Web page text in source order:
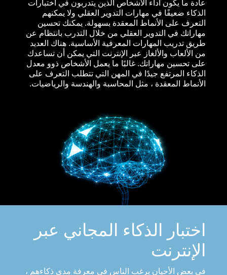
عادة ما يكون أداء الأشخاص الذين يتدربون في اختبارات
الذكاء ضعيفًا في مهارات التدوير العقلي ولا يمكنهم
التعرف على الأنماط المعقدة بسهولة. يمكنك تحسين
مهاراتك في التدوير العقلي من خلال التدرب بانتظام عن
طريق تدريب المهارات المعرفية الأساسية. هناك العديد
من الألعاب والألغاز عبر الإنترنت التي يمكن أن تساعدك
على تحسين مهاراتك. غالبًا ما يعمل الأشخاص ذوو معدل
الذكاء المرتفع جيدًا في المهن التي تتطلب التعرف على
الأنماط المعقدة ، مثل المحاسبة والهندسة والرياضيات.
اختبار الذكاء المجاني عبر
الإنترنت
في بعض الأحيان يرغب الناس في معرفة مدى ذكاءهم ،